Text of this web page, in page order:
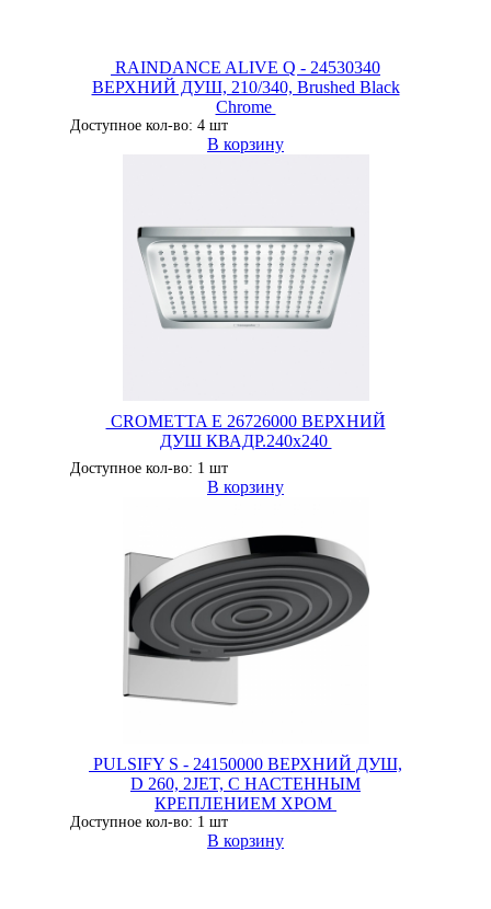
RAINDANCE ALIVE Q - 24530340
ВЕРХНИЙ ДУШ, 210/340, Brushed Black
Chrome
Доступное кол-во: 4 шт
В корзину
CROMETTA E 26726000 ВЕРХНИЙ
ДУШ КВАДР.240x240
Доступное кол-во: 1 шт
В корзину
PULSIFY S - 24150000 ВЕРХНИЙ ДУШ,
D 260, 2JET, С НАСТЕННЫМ
КРЕПЛЕНИЕМ ХРОМ
Доступное кол-во: 1 шт
В корзину